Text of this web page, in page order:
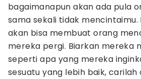
bagaimanapun akan ada pula
sama sekali tidak
akan bisa membuat orang
mereka pergi. Biarkan mereka
seperti apa yang mereka
sesuatu yang lebih baik,